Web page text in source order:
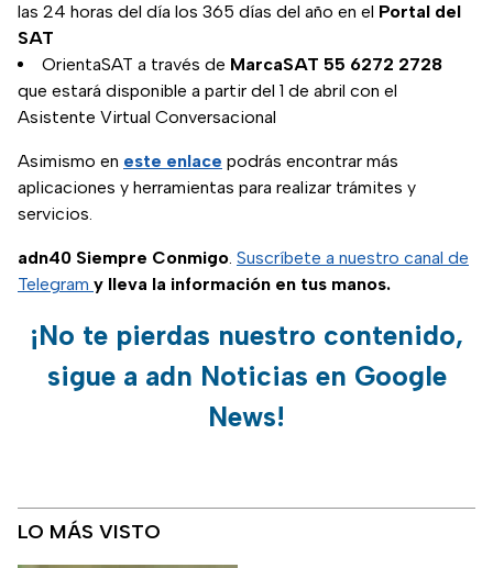
las 24 horas del día los 365 días del año en el Portal del
SAT
OrientaSAT a través de MarcaSAT 55 6272 2728
que estará disponible a partir del 1 de abril con el
Asistente Virtual Conversacional
Asimismo en este enlace podrás encontrar más
aplicaciones y herramientas para realizar trámites y
servicios.
adn40 Siempre Conmigo. Suscríbete a nuestro canal de
Telegram y lleva la información en tus manos.
¡No te pierdas nuestro contenido,
sigue a adn Noticias en Google
News!
LO MÁS VISTO